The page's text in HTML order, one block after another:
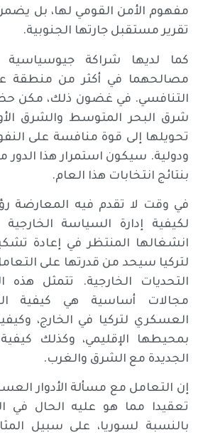
مفهوم الأمن القومي لها، بل
تقرير مستقبل جارتها الجنوبية.
كما لديها شراكة جيوسياسية
مصالحهما في أكثر من منطقة
التنافسي. في غضون ذلك، مكن
شرق البحر المتوسط والشرق
تحويلها إلى قوة منافسة على
ودولية. سيكون استمرار هذا الدور
بنتائج انتخابات هذا العام.
في وقت لا تقدم فيه المعارضة
لكيفية إدارة السياسة
انشغالها المنتظر في إعادة
لتركيا سيحد من قدرتها على
التحديات الخارجية. تتمثل هذه
مجالات أساسية هي كيفية
العسكري لتركيا في الخارج،
بمحيطها الإقليمي، وكذلك
الجديدة مع الشرق والغرب.
إن التعامل مع مسألة الأدوار
تعقيدا مما هو عليه الحال في
بالنسبة لسوريا، على سبيل